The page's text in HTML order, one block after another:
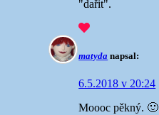
"dařit".
matyda napsal:
6.5.2018 v 20:24
Moooc pěkný. 🙂